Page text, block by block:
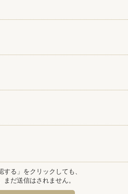
する」をクリックしても、
まだ送信はされません。